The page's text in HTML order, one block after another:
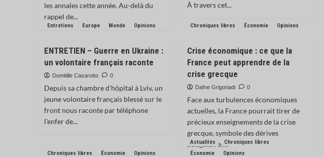
les annales cette année. Au-delà du
rappel de...
À travers cet...
Entretiens Europe Monde Opinions
ENTRETIEN – Guerre en Ukraine :
un volontaire français raconte
Domitille Casarotto 0
Depuis sa chambre d'hôpital à Lviv, un
jeune volontaire français blessé sur le
front nous raconte par téléphone
l'enfer de...
Chroniques libres Économie Opinions
Crise économique : ce que la
France peut apprendre de la
crise grecque
Dafne Grigoriadi 0
Face aux turbulences économiques
actuelles, la France pourrait tirer de
précieux enseignements de la crise
grecque, symbole des dérives
budgétaires...
Chroniques libres Économie Opinions
Actualités
Chroniques libres
Économie
Opinions